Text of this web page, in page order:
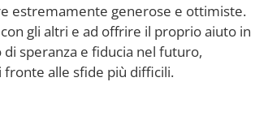
estremamente generose e ottimiste.
gli altri e ad offrire il proprio aiuto in
speranza e fiducia nel futuro,
alle sfide più difficili.